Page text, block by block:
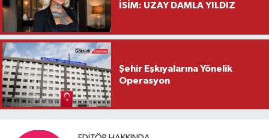
İSİM: UZAY DAMLA YILDIZ
Şehir Eşkıyalarına Yönelik
Operasyon